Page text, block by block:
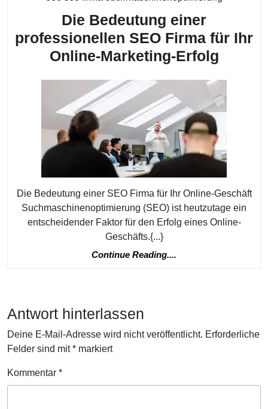
Die Bedeutung einer
professionellen SEO Firma für Ihr
Online-Marketing-ErfolgDie
einer
Firma
für
Ihr
Die Bedeutung einer SEO Firma für Ihr Online-Geschäft
Suchmaschinenoptimierung (SEO) ist heutzutage ein
entscheidender Faktor für den Erfolg eines Online-
Geschäfts.{...}
Continue Reading....
Antwort hinterlassen
Deine E-Mail-Adresse wird nicht veröffentlicht. Erforderliche
Felder sind mit* markiert
Kommentar *